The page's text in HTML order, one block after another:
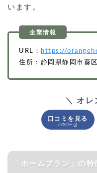
います。
URL：
https://
住所：静岡県静岡市葵
＼ オレ
口コミを見る
「ホームプラン」の